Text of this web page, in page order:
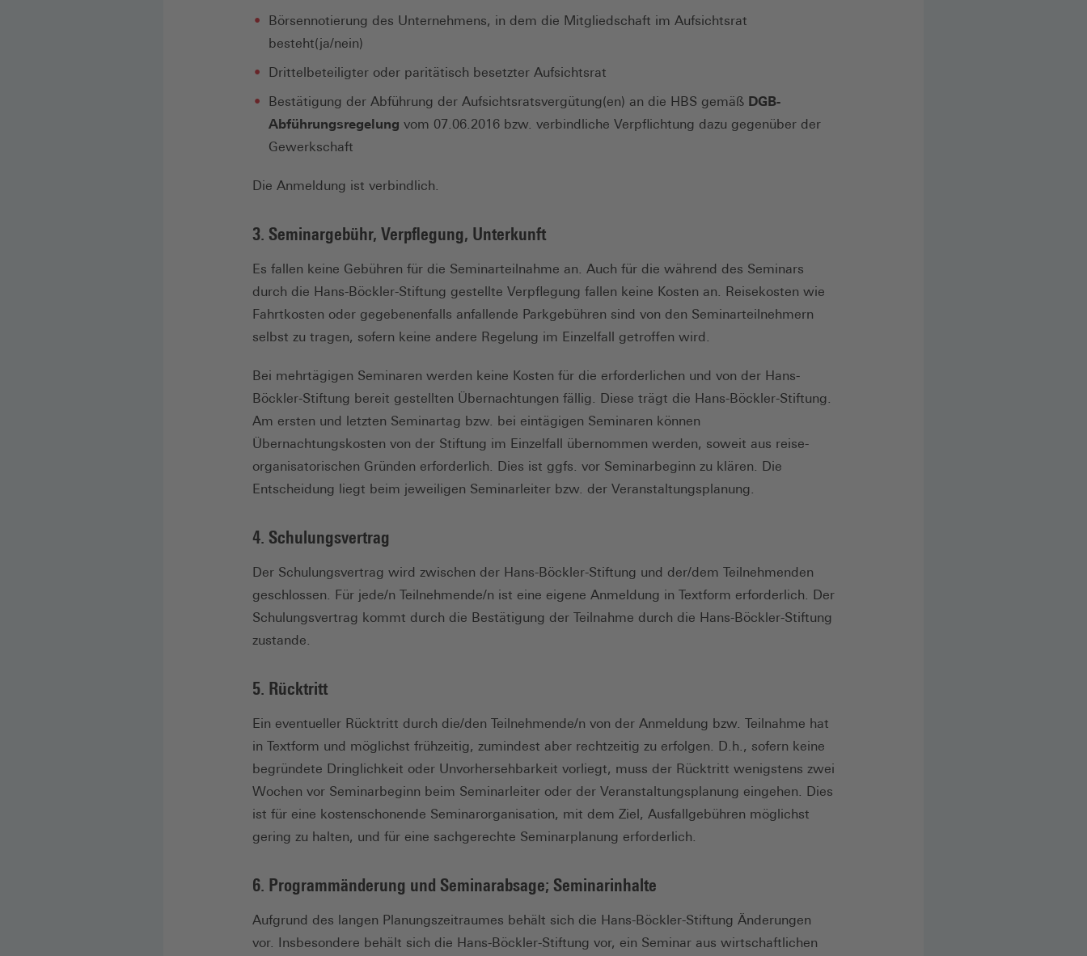
Börsennotierung des Unternehmens, in dem die Mitgliedschaft im Aufsichtsrat
besteht(ja/nein)
Drittelbeteiligter oder paritätisch besetzter Aufsichtsrat
Bestätigung der Abführung der Aufsichtsratsvergütung(en) an die HBS gemäß DGB-
Abführungsregelung vom 07.06.2016 bzw. verbindliche Verpflichtung dazu gegenüber der
Gewerkschaft
Die Anmeldung ist verbindlich.
3. Seminargebühr, Verpflegung, Unterkunft
Es fallen keine Gebühren für die Seminarteilnahme an. Auch für die während des Seminars
durch die Hans-Böckler-Stiftung gestellte Verpflegung fallen keine Kosten an. Reisekosten wie
Fahrtkosten oder gegebenenfalls anfallende Parkgebühren sind von den Seminarteilnehmern
selbst zu tragen, sofern keine andere Regelung im Einzelfall getroffen wird.
Bei mehrtägigen Seminaren werden keine Kosten für die erforderlichen und von der Hans-
Böckler-Stiftung bereit gestellten Übernachtungen fällig. Diese trägt die Hans-Böckler-Stiftung.
Am ersten und letzten Seminartag bzw. bei eintägigen Seminaren können
Übernachtungskosten von der Stiftung im Einzelfall übernommen werden, soweit aus reise-
organisatorischen Gründen erforderlich. Dies ist ggfs. vor Seminarbeginn zu klären. Die
Entscheidung liegt beim jeweiligen Seminarleiter bzw. der Veranstaltungsplanung.
4. Schulungsvertrag
Der Schulungsvertrag wird zwischen der Hans-Böckler-Stiftung und der/dem Teilnehmenden
geschlossen. Für jede/n Teilnehmende/n ist eine eigene Anmeldung in Textform erforderlich. Der
Schulungsvertrag kommt durch die Bestätigung der Teilnahme durch die Hans-Böckler-Stiftung
zustande.
5. Rücktritt
Ein eventueller Rücktritt durch die/den Teilnehmende/n von der Anmeldung bzw. Teilnahme hat
in Textform und möglichst frühzeitig, zumindest aber rechtzeitig zu erfolgen. D.h., sofern keine
begründete Dringlichkeit oder Unvorhersehbarkeit vorliegt, muss der Rücktritt wenigstens zwei
Wochen vor Seminarbeginn beim Seminarleiter oder der Veranstaltungsplanung eingehen. Dies
ist für eine kostenschonende Seminarorganisation, mit dem Ziel, Ausfallgebühren möglichst
gering zu halten, und für eine sachgerechte Seminarplanung erforderlich.
6. Programmänderung und Seminarabsage; Seminarinhalte
Aufgrund des langen Planungszeitraumes behält sich die Hans-Böckler-Stiftung Änderungen
vor. Insbesondere behält sich die Hans-Böckler-Stiftung vor, ein Seminar aus wirtschaftlichen